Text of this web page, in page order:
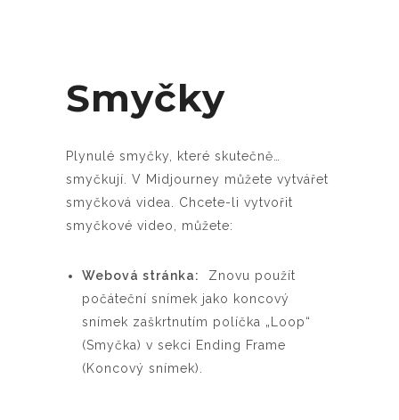
Smyčky
Plynulé smyčky, které skutečně…
smyčkují. V Midjourney můžete vytvářet
smyčková videa. Chcete-li vytvořit
smyčkové video, můžete:
Webová stránka:
Znovu použít
počáteční snímek jako koncový
snímek zaškrtnutím políčka „Loop“
(Smyčka) v sekci Ending Frame
(Koncový snímek).